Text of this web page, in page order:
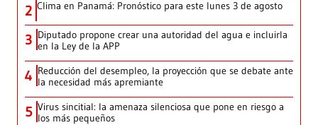
2 Clima en Panamá: Pronóstico para este lunes 3 de agosto
3 Diputado propone crear una autoridad del agua e incluirla
en la Ley de la APP
4 Reducción del desempleo, la proyección que se debate ante
la necesidad más apremiante
5 Virus sincitial: la amenaza silenciosa que pone en riesgo a
los más pequeños